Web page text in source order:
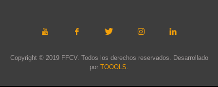
Copyright © 2019 FFCV. Todos los derechos reservados. Desarrollado
por TOOOLS.